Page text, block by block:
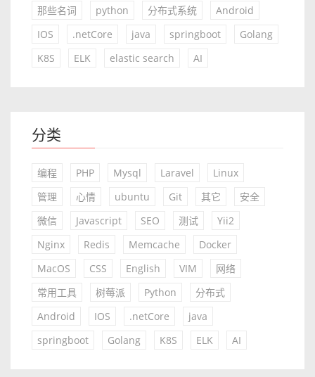
那些名词
python 分布式系统
Android
IOS
.netCore java springboot
Golang
K8S
ELK elastic search AI
分类
编程 PHP Mysql Laravel
Linux
管理
心情 ubuntu Git 其它
安全
微信
Javascript SEO 测试
Yii2
Nginx
Redis Memcache
Docker
MacOS
CSS English VIM
网络
常用工具
树莓派 Python
分布式
Android
IOS .netCore
java
springboot
Golang K8S ELK AI